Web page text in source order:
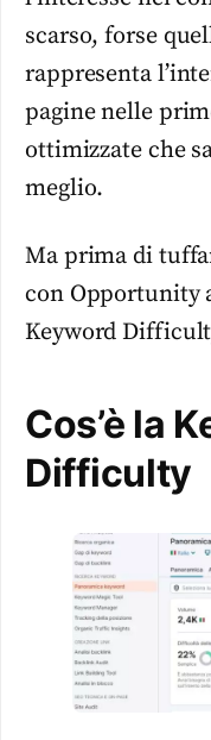
scarso, forse
rappresenta
pagine nelle
ottimizzate che
meglio.
Ma prima di
con Opportunity
Keyword
Cos’è la
Difficulty